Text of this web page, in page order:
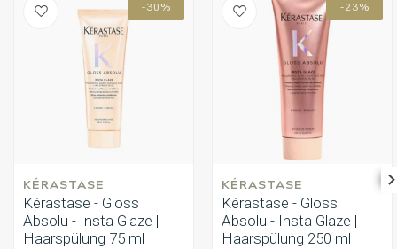
-30%
KÉRASTASE
Kérastase - Gloss
Absolu - Insta Glaze |
Haarspülung 75 ml
-23%
KÉRASTASE
Kérastase - Gloss
Absolu - Insta Glaze |
Haarspülung 250 ml